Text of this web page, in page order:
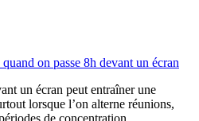
on passe 8h devant un écran
un écran peut entraîner une
lorsque l’on alterne réunions,
de concentration.